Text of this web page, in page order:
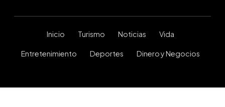
Inicio Turismo Noticias Vida
Entretenimiento Deportes Dinero y Negocios